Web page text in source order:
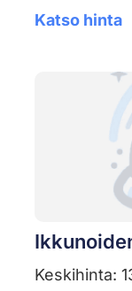
Katso hinta
Keskihinta: